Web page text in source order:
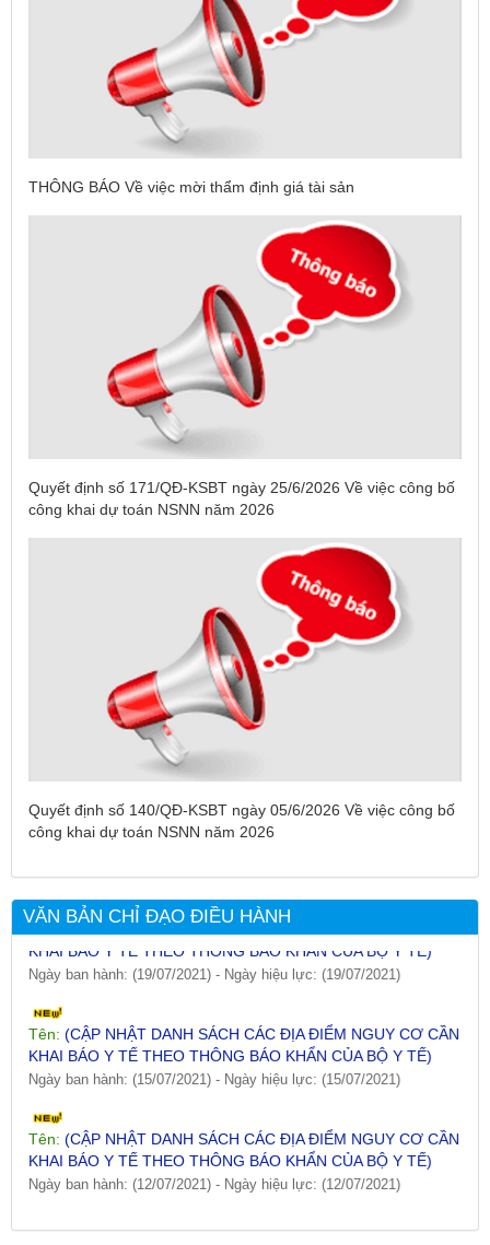
THÔNG BÁO Về việc mời thẩm định giá tài sản
Quyết định số 171/QĐ-KSBT ngày 25/6/2026 Về việc công bố
công khai dự toán NSNN năm 2026
Quyết định số 140/QĐ-KSBT ngày 05/6/2026 Về việc công bố
công khai dự toán NSNN năm 2026
VĂN BẢN CHỈ ĐẠO ĐIỀU HÀNH
(DANH SÁCH CÁC ĐỊA PHƯƠNG ĐANG THỰC HIỆN
NGÀY 25/7/2021)
Ngày ban hành: (26/07/2021) -Ngày hiệu lực: (26/07/2021)
KHAI BÁO Y TẾ THEO THÔNG BÁO KHẨN CỦA BỘ Y TẾ)
Ngày ban hành: (19/07/2021) -Ngày hiệu lực: (19/07/2021)
KHAI BÁO Y TẾ THEO THÔNG BÁO KHẨN CỦA BỘ Y TẾ)
Ngày ban hành: (15/07/2021) -Ngày hiệu lực: (15/07/2021)
KHAI BÁO Y TẾ THEO THÔNG BÁO KHẨN CỦA BỘ Y TẾ)
Ngày ban hành: (12/07/2021) -Ngày hiệu lực: (12/07/2021)
KHAI BÁO Y TẾ THEO THÔNG BÁO KHẨN CỦA BỘ Y TẾ)